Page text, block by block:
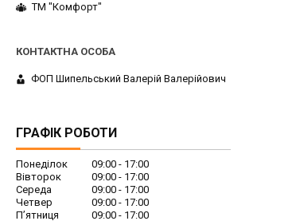
ТМ "Комфорт"
ФОП Шипельський Валерій Валерійович
ГРАФІК РОБОТИ
Понеділок 09:00
17:00
Вівторок
09:00
17:00
Середа
09:00
17:00
Четвер
09:00
17:00
Пʼятниця
09:00
17:00